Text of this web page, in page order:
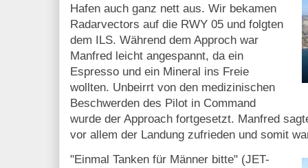
Hafen auch ganz nett aus. Wir bekamen
Radarvectors auf die RWY 05 und folgten
dem ILS. Während dem Approch war
Manfred leicht angespannt, da ein
Espresso und ein Mineral ins Freie
wollten. Unbeirrt von den medizinischen
Beschwerden des Pilot in Command
wurde der Approach fortgesetzt. Manfred
vor allem der Landung zufrieden und somit
"Einmal Tanken für Männer bitte" (JET-